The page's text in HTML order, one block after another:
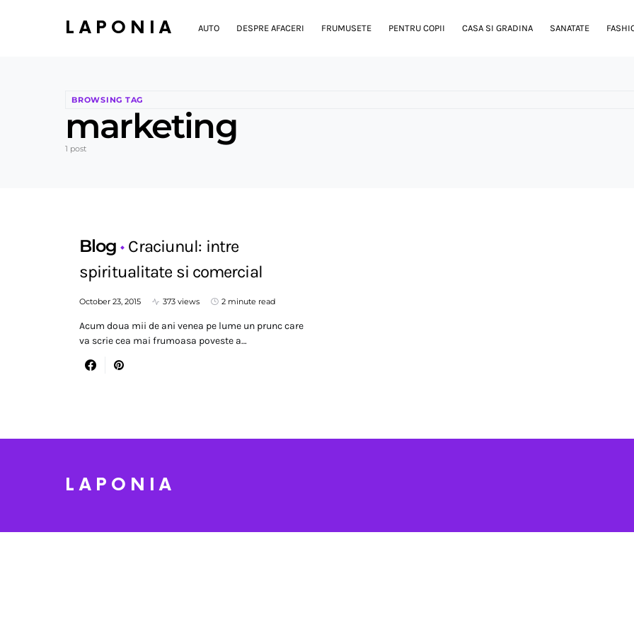
LAPONIA AUTO DESPRE AFACERI FRUMUSETE PENTRU COPII CASA SI GRADINA SANATATE
BROWSING TAG
marketing
1 post
Blog
Craciunul: intre
spiritualitate si comercial
October 23, 2015 373 views 2 minute read
Acum doua mii de ani venea pe lume un prunc care
va scrie cea mai frumoasa poveste a…
LAPONIA